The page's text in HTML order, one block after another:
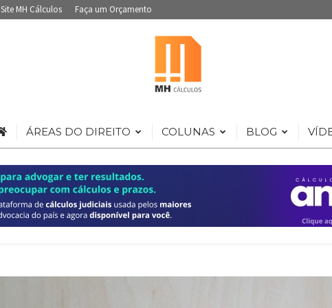
Site MH Cálculos Faça um Orçamento
ÁREAS DO DIREITO COLUNAS BLOG